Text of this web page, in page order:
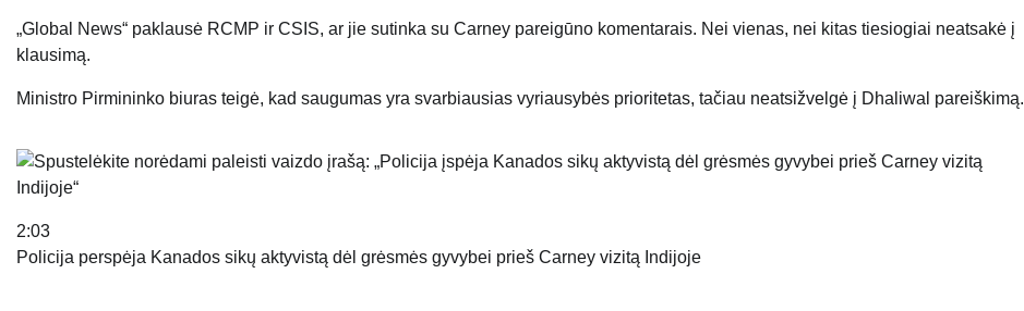
„Global News“ paklausė RCMP ir CSIS, ar jie sutinka su Carney pareigūno komentarais. Nei vienas, nei kitas tiesiogiai neatsakė į
klausimą.
Ministro Pirmininko biuras teigė, kad saugumas yra svarbiausias vyriausybės prioritetas, tačiau neatsižvelgė į Dhaliwal pareiškimą.
2:03
Policija perspėja Kanados sikų aktyvistą dėl grėsmės gyvybei prieš Carney vizitą Indijoje